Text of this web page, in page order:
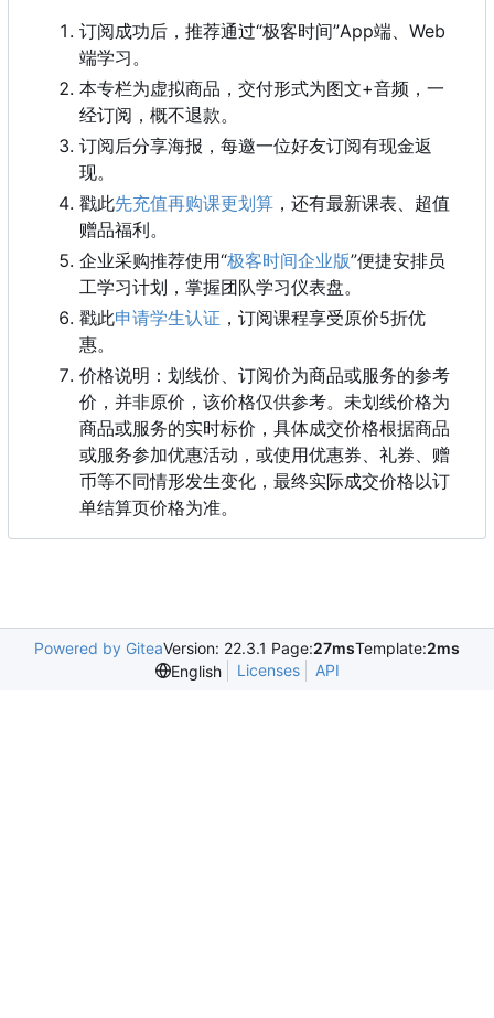
订阅成功后 ， 推荐通过“极客时间”App端、Web
端学习。
本专栏为虚拟商品，交付形式为图文+音频，一
经订阅，概不退款。
订阅后分享海报，每邀一位好友订阅有现金返
现。
戳此先充值再购课更划算 ，还有最新课表、超值
赠品福利。
企业采购推荐使用“极客时间企业版”便捷安排员
工学习计划，掌握团队学习仪表盘。
戳此申请学生认证 ， 订阅课程享受原价5折优
惠。
价格说明：划线价、订阅价为商品或服务的参考
价，并非原价，该价格仅供参考。未划线价格为
商品或服务的实时标价，具体成交价格根据商品
或服务参加优惠活动，或使用优惠券、礼券、赠
币等不同情形发生变化，最终实际成交价格以订
单结算页价格为准。
Powered by GiteaVersion: 22.3.1 Page:27msTemplate:2ms
English
Licenses API